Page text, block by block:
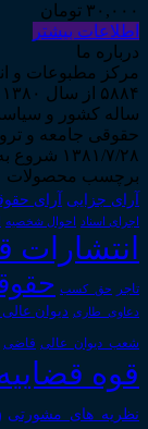
۳۰,۰۰۰ تومان
اطلاعات بیشتر
درباره ما
مرکز مطبوعات و
ساله کشور و
۱۳۸۱/۷/۲۸ شروع به فعالیت نمود...
برچسب محصولات
آرای جزایی آرای
اجرای اسناد احوال شخصیه
انتشارات
تاجر حق_کسب
دعاوی_طاری دیوان
شعب_دیوان_عالی قاضی
قوه
نظریه_های_مشورتی